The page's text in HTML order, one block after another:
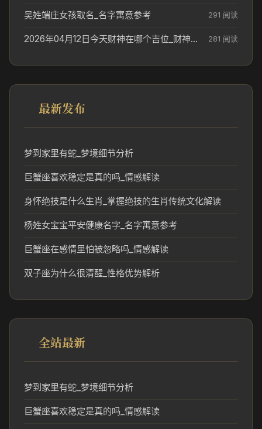
吴姓端庄女孩取名_名字寓意参考 291 阅读
2026年04月12日今天财神在哪个吉位_财神方位参考 281 阅读
最新发布
梦到家里有蛇_梦境细节分析
巨蟹座喜欢稳定是真的吗_情感解读
身怀绝技是什么生肖_掌握绝技的生肖传统文化解读
杨姓女宝宝平安健康名字_名字寓意参考
巨蟹座在感情里怕被忽略吗_情感解读
双子座为什么很清醒_性格优势解析
全站最新
梦到家里有蛇_梦境细节分析
巨蟹座喜欢稳定是真的吗_情感解读